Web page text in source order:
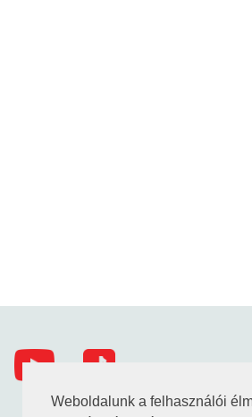
Weboldalunk a felhasználói